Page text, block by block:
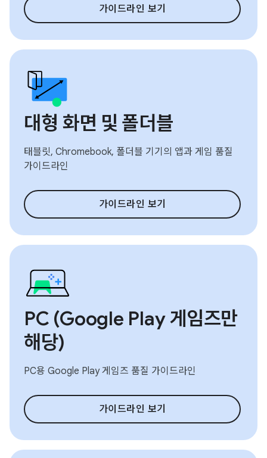
가이드라인 보기
대형 화면 및 폴더블
태블릿, Chromebook, 폴더블 기기의 앱과 게임 품질
가이드라인
가이드라인 보기
PC (Google Play 게임즈만
해당)
PC용 Google Play 게임즈 품질 가이드라인
가이드라인 보기